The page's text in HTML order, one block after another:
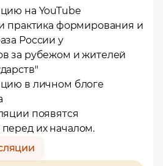
на YouTube
практика формирования и
России у
за рубежом и жителей
в личном блоге
появятся
их началом.